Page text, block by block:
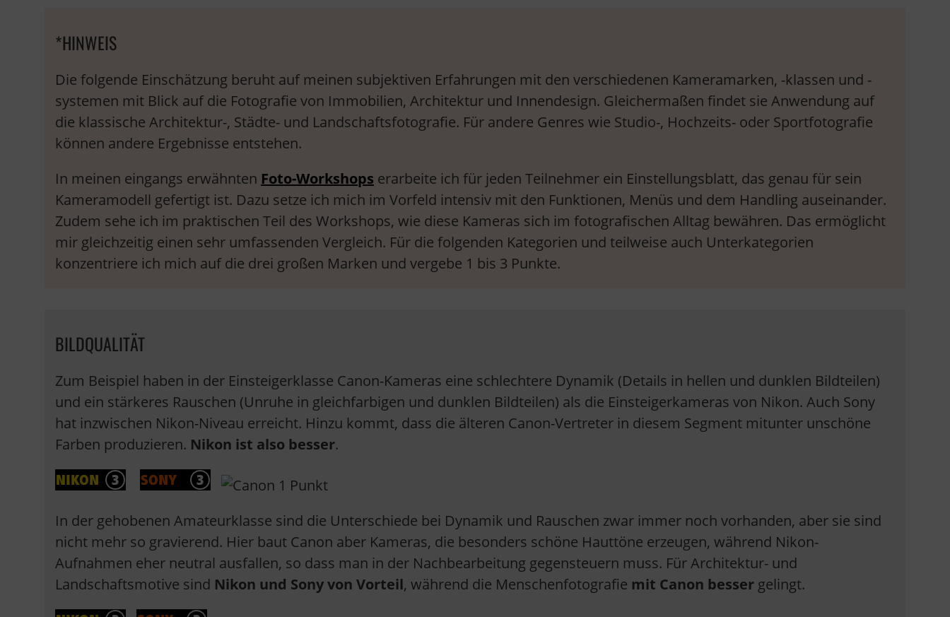
*HINWEIS
Die folgende Einschätzung beruht auf meinen subjektiven Erfahrungen mit den verschiedenen Kameramarken, -klassen und -
systemen mit Blick auf die Fotografie von Immobilien, Architektur und Innendesign. Gleichermaßen findet sie Anwendung auf
die klassische Architektur-, Städte- und Landschaftsfotografie. Für andere Genres wie Studio-, Hochzeits- oder Sportfotografie
können andere Ergebnisse entstehen.
In meinen eingangs erwähnten Foto-Workshops erarbeite ich für jeden Teilnehmer ein Einstellungsblatt, das genau für sein
Kameramodell gefertigt ist. Dazu setze ich mich im Vorfeld intensiv mit den Funktionen, Menüs und dem Handling auseinander.
Zudem sehe ich im praktischen Teil des Workshops, wie diese Kameras sich im fotografischen Alltag bewähren. Das ermöglicht
mir gleichzeitig einen sehr umfassenden Vergleich. Für die folgenden Kategorien und teilweise auch Unterkategorien
konzentriere ich mich auf die drei großen Marken und vergebe 1 bis 3 Punkte.
BILDQUALITÄT
Zum Beispiel haben in der Einsteigerklasse Canon-Kameras eine schlechtere Dynamik (Details in hellen und dunklen Bildteilen)
und ein stärkeres Rauschen (Unruhe in gleichfarbigen und dunklen Bildteilen) als die Einsteigerkameras von Nikon. Auch Sony
hat inzwischen Nikon-Niveau erreicht. Hinzu kommt, dass die älteren Canon-Vertreter in diesem Segment mitunter unschöne
Farben produzieren. Nikon ist also besser.
In der gehobenen Amateurklasse sind die Unterschiede bei Dynamik und Rauschen zwar immer noch vorhanden, aber sie sind
nicht mehr so gravierend. Hier baut Canon aber Kameras, die besonders schöne Hauttöne erzeugen, während Nikon-
Aufnahmen eher neutral ausfallen, so dass man in der Nachbearbeitung gegensteuern muss. Für Architektur- und
Landschaftsmotive sind Nikon und Sony von Vorteil, während die Menschenfotografie mit Canon bessergelingt.